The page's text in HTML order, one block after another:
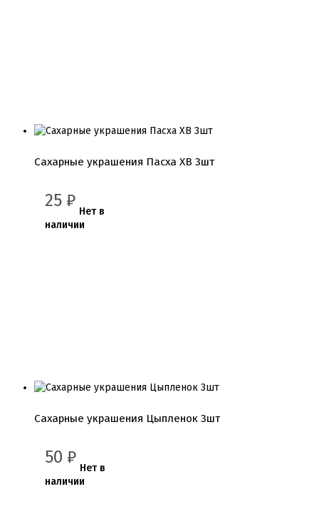
Сахарные украшения Пасха ХВ 3шт
25 ₽
Нет в
наличии
Сахарные украшения Цыпленок 3шт
50 ₽
Нет в
наличии